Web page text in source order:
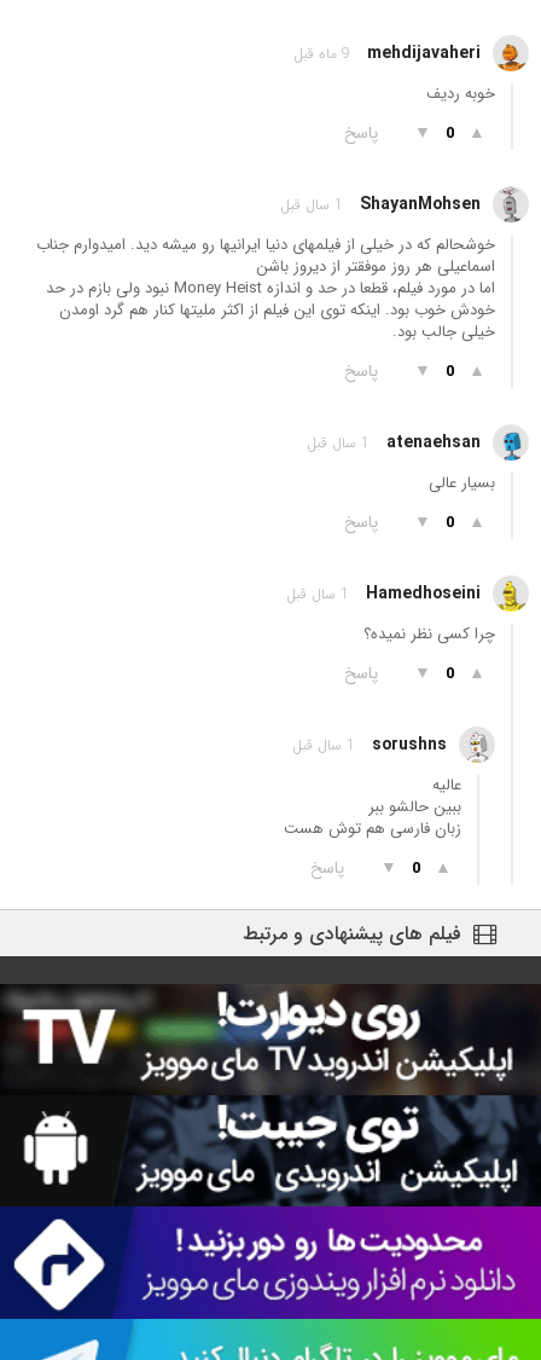
mehdijavaheri 9 ماه قبل
خوبه ردیف
▲
0
▼ پاسخ
ShayanMohsen 1 سال قبل
خوشحالم که در خیلی از فیلمهای دنیا ایرانیها رو میشه دید. امیدوارم جناب
اسماعیلی هر روز موفقتر از دیروز باشن
اما در مورد فیلم، قطعا در حد و اندازه Money Heist نبود ولی بازم در حد
خودش خوب بود. اینکه توی این فیلم از اکثر ملیتها کنار هم گرد اومدن
خیلی جالب بود.
▲
0
▼ پاسخ
atenaehsan 1 سال قبل
بسیار عالی
▲
0
▼ پاسخ
Hamedhoseini 1 سال قبل
چرا کسی نظر نمیده؟
▲
0
▼ پاسخ
sorushns 1 سال قبل
عالیه
ببین حالشو ببر
زبان فارسی هم توش هست
▲
0
▼ پاسخ
فیلم های پیشنهادی و مرتبط